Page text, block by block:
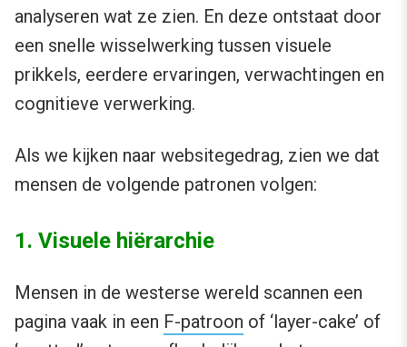
analyseren wat ze zien. En deze ontstaat door
een snelle wisselwerking tussen visuele
prikkels, eerdere ervaringen, verwachtingen en
cognitieve verwerking.
Als we kijken naar websitegedrag, zien we dat
mensen de volgende patronen volgen:
1. Visuele hiërarchie
Mensen in de westerse wereld scannen een
pagina vaak in een F-patroon of ‘layer-cake’ of